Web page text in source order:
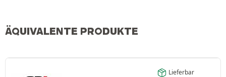
ÄQUIVALENTE PRODUKTE
Lieferbar